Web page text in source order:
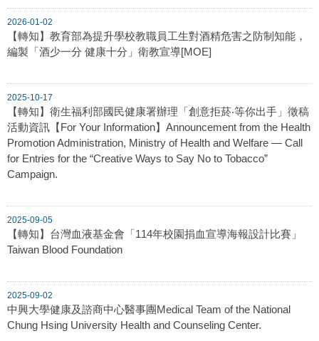
2026-01-02
【轉知】教育部為提升學校教職員工生對酒精危害之防制知能，
編製「酒少一分 健康十分」衛教宣導[MOE]
2025-10-17
【轉知】衛生福利部國民健康署辦理「創意拒菸‧等你出手」徵稿
活動資訊【For Your Information】Announcement from the Health
Promotion Administration, Ministry of Health and Welfare — Call
for Entries for the “Creative Ways to Say No to Tobacco”
Campaign.
2025-09-05
【轉知】台灣血液基金會「114年校園捐血宣導海報設計比賽」
Taiwan Blood Foundation
2025-09-02
中興大學健康及諮商中心醫事團Medical Team of the National
Chung Hsing University Health and Counseling Center.